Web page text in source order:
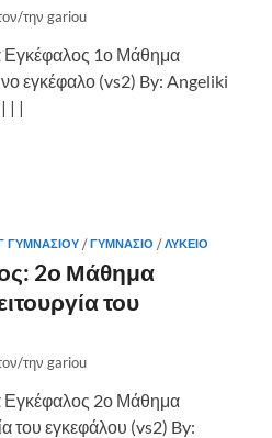
την gariou
Εγκέφαλος 1ο Μάθημα
εγκέφαλο (vs2) By: Angeliki
| |
ΓΥΜΝΑΣΊΟΥ /ΓΥΜΝΆΣΙΟ /ΛΎΚΕΙΟ
2ο Μάθημα
του
την gariou
Εγκέφαλος 2ο Μάθημα
του εγκεφάλου (vs2) By: